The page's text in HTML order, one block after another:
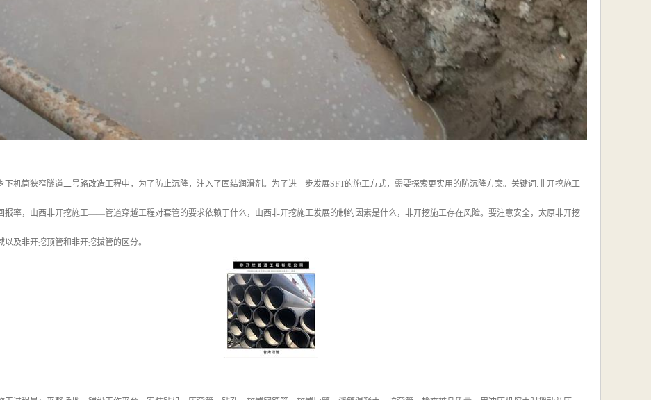
下机筒狭窄隧道二号路改造工程中，为了防止沉降，注入了固结润滑剂。为了进一步发展SFT的施工方式，需要探索更实用的防沉降方案。关键词:非开挖施工
报率，山西非开挖施工——管道穿越工程对套管的要求依赖于什么，山西非开挖施工发展的制约因素是什么，非开挖施工存在风险。要注意安全，太原非开挖
以及非开挖顶管和非开挖拔管的区分。